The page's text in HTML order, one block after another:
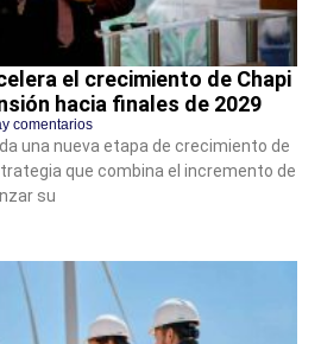
el crecimiento de Chapi
hacia finales de 2029
comentarios
una nueva etapa de crecimiento de
que combina el incremento de
su